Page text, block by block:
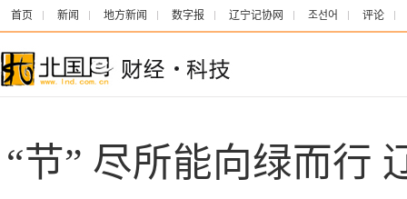
首页 新闻 地方新闻 数字报 辽宁记协网 조선어 评论
“节” 尽所能向绿而行